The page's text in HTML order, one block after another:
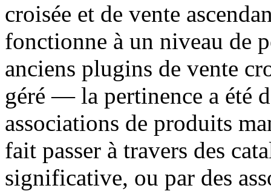
croisée et de vente
fonctionne à un niveau de
anciens plugins de vente
géré — la pertinence a été
associations de produits
fait passer à travers des
significative, ou par des